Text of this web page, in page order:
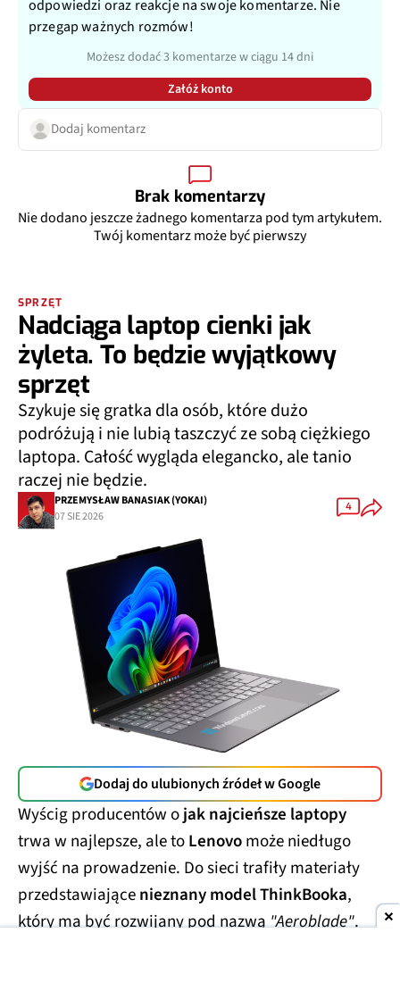
odpowiedzi oraz reakcje na swoje komentarze. Nie
przegap ważnych rozmów!
Możesz dodać 3 komentarze w ciągu 14 dni
Załóż konto
Dodaj komentarz
Brak komentarzy
Nie dodano jeszcze żadnego komentarza pod tym artykułem.
Twój komentarz może być pierwszy
SPRZĘT
Nadciąga laptop cienki jak
żyleta. To będzie wyjątkowy
sprzęt
Szykuje się gratka dla osób, które dużo
podróżują i nie lubią taszczyć ze sobą ciężkiego
laptopa. Całość wygląda elegancko, ale tanio
raczej nie będzie.
PRZEMYSŁAW BANASIAK (YOKAI)
07 SIE 2026
4
Dodaj do ulubionych źródeł w Google
Wyścig producentów ojak najcieńsze laptopy
trwa w najlepsze, ale toLenovomoże niedługo
wyjść na prowadzenie. Do sieci trafiły materiały
przedstawiającenieznany model ThinkBooka,
który ma być rozwijany pod nazwą"Aeroblade".